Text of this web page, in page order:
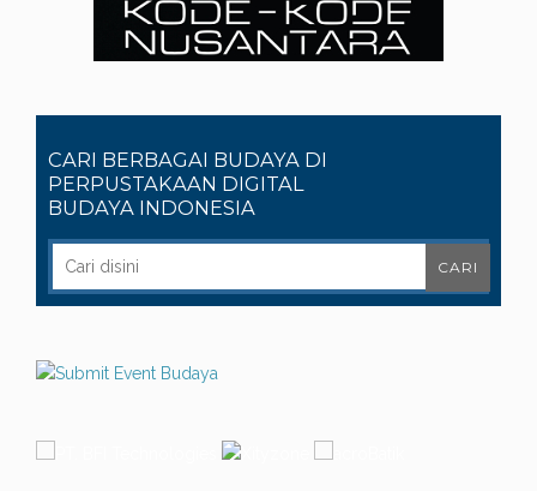
CARI BERBAGAI BUDAYA DI
PERPUSTAKAAN DIGITAL
BUDAYA INDONESIA